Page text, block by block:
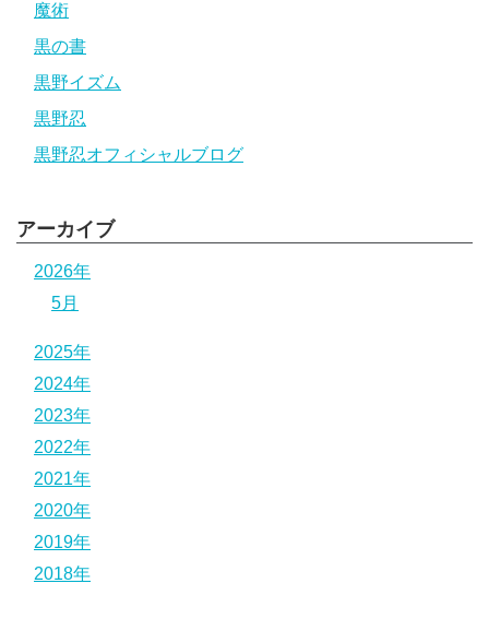
魔術
黒の書
黒野イズム
黒野忍
黒野忍オフィシャルブログ
アーカイブ
2026年
5月
2025年
2024年
2023年
2022年
2021年
2020年
2019年
2018年